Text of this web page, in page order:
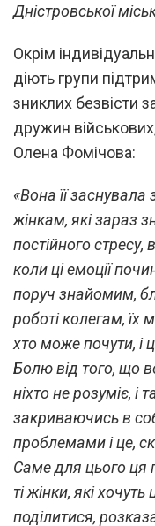
Дністровської
Окрім
діють групи
зниклих безвісти
дружин
Олена Фомічова:
«Вона її
жінкам, які зараз
постійного стресу,
коли ці емоції
поруч знайомим,
роботі колегам, їх
хто може почути, і
Болю від того, що
ніхто не розуміє, і
закриваючись в
проблемами і це,
Саме для цього ця
ті жінки, які
поділитися,